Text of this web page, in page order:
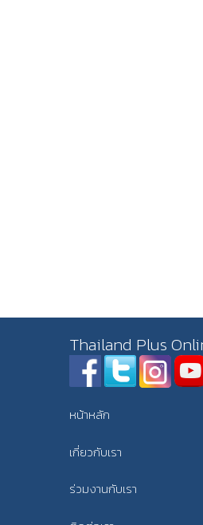
Thailand Plus
หน้าหลัก
เกี่ยวกับเรา
ร่วมงานกับเรา